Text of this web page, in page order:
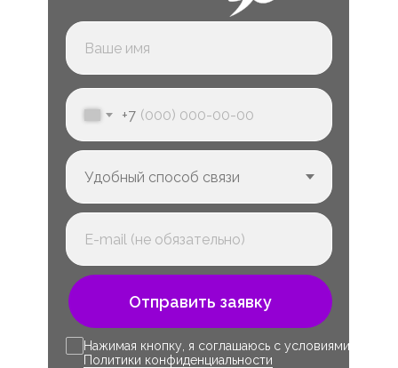
+7
Отправить заявку
Нажимая кнопку, я соглашаюсь с условиями
Политики конфиденциальности